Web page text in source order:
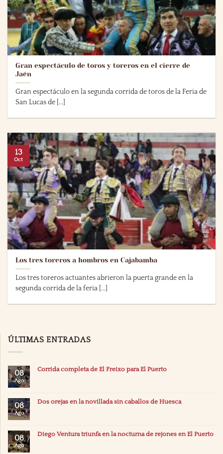
Gran espectáculo de toros y toreros en el cierre de
Jaén
Gran espectáculo en la segunda corrida de toros de la Feria de
San Lucas de [...]
Los tres toreros a hombros en Cajabamba
Los tres toreros actuantes abrieron la puerta grande en la
segunda corrida de la feria [...]
13
Oct
ÚLTIMAS ENTRADAS
08
Ago
Corrida completa de El Freixo para El Puerto
08
Ago
Dos orejas en la novillada sin caballos de Huesca
08
Ago
Diego Ventura triunfa en la nocturna de rejones en El Puerto